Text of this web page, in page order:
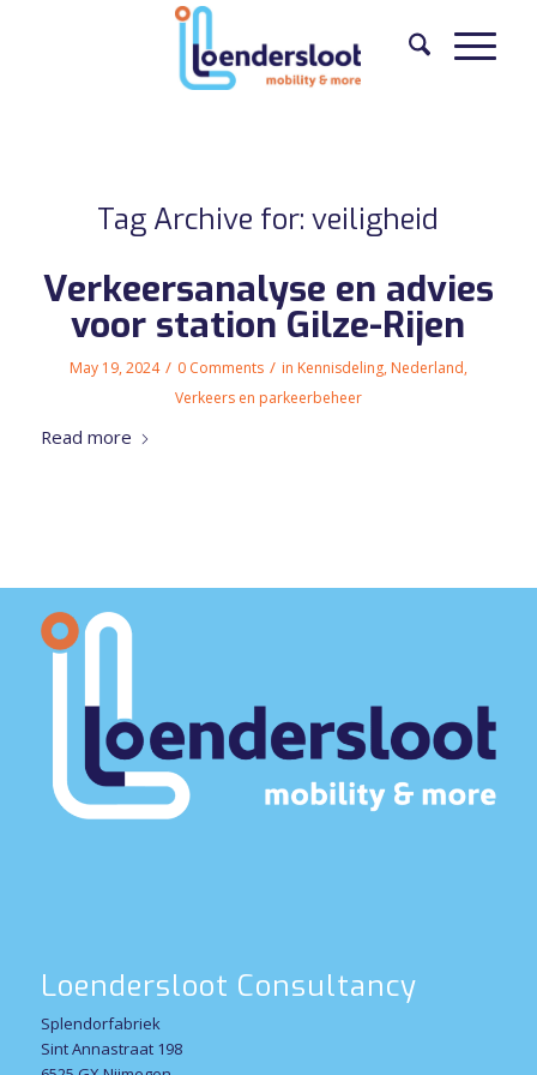
Tag Archive for:veiligheid
Verkeersanalyse en advies
voor station Gilze-Rijen
May 19, 2024 / 0 Comments / in Kennisdeling, Nederland,
Verkeers en parkeerbeheer
Read more
Loendersloot Consultancy
Splendorfabriek
Sint Annastraat 198